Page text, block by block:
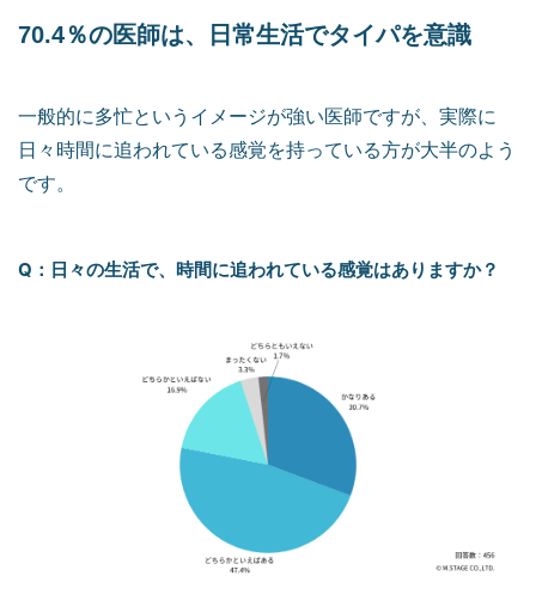
70.4％の医師は、日常生活でタイパを意識
一般的に多忙というイメージが強い医師ですが、実際に
日々時間に追われている感覚を持っている方が大半のよう
です。
Q：日々の生活で、時間に追われている感覚はありますか？